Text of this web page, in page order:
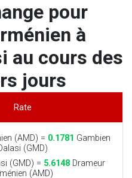
pour
à
au cours des
jours
Rate
(AMD) = 0.1781 Gambien
(GMD)
(GMD) = 5.6148Drameur
(AMD)